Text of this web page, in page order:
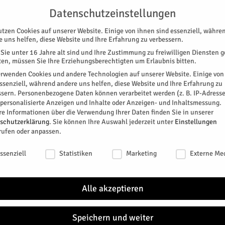
KONTAKT
SPEZIAL E-PAPER KINO GALERIE
Reparaturdienst
Datenschutzeinstellungen
Cookies auf unserer Website. Einige von ihnen sind essenziell,
uns helfen, diese Website und Ihre Erfahrung zu verbessern.
unter 16 Jahre alt sind und Ihre Zustimmung zu freiwilligen Diensten
müssen Sie Ihre Erziehungsberechtigten um Erlaubnis bitten.
Cookies und andere Technologien auf unserer Website. Einige
während andere uns helfen, diese Website und Ihre Erfahrung zu
Personenbezogene Daten können verarbeitet werden (z. B. IP-
Anzeigen und Inhalte oder Anzeigen- und Inhaltsmessung.
Informationen über die Verwendung Ihrer Daten finden Sie in unserer
. Sie können Ihre Auswahl jederzeit unter Einstellungen
oder anpassen.
Statistiken Marketing Externe
Alle akzeptieren
Speichern und weiter